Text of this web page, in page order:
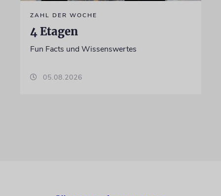
ZAHL DER WOCHE
4 Etagen
Fun Facts und Wissenswertes
05.08.2026